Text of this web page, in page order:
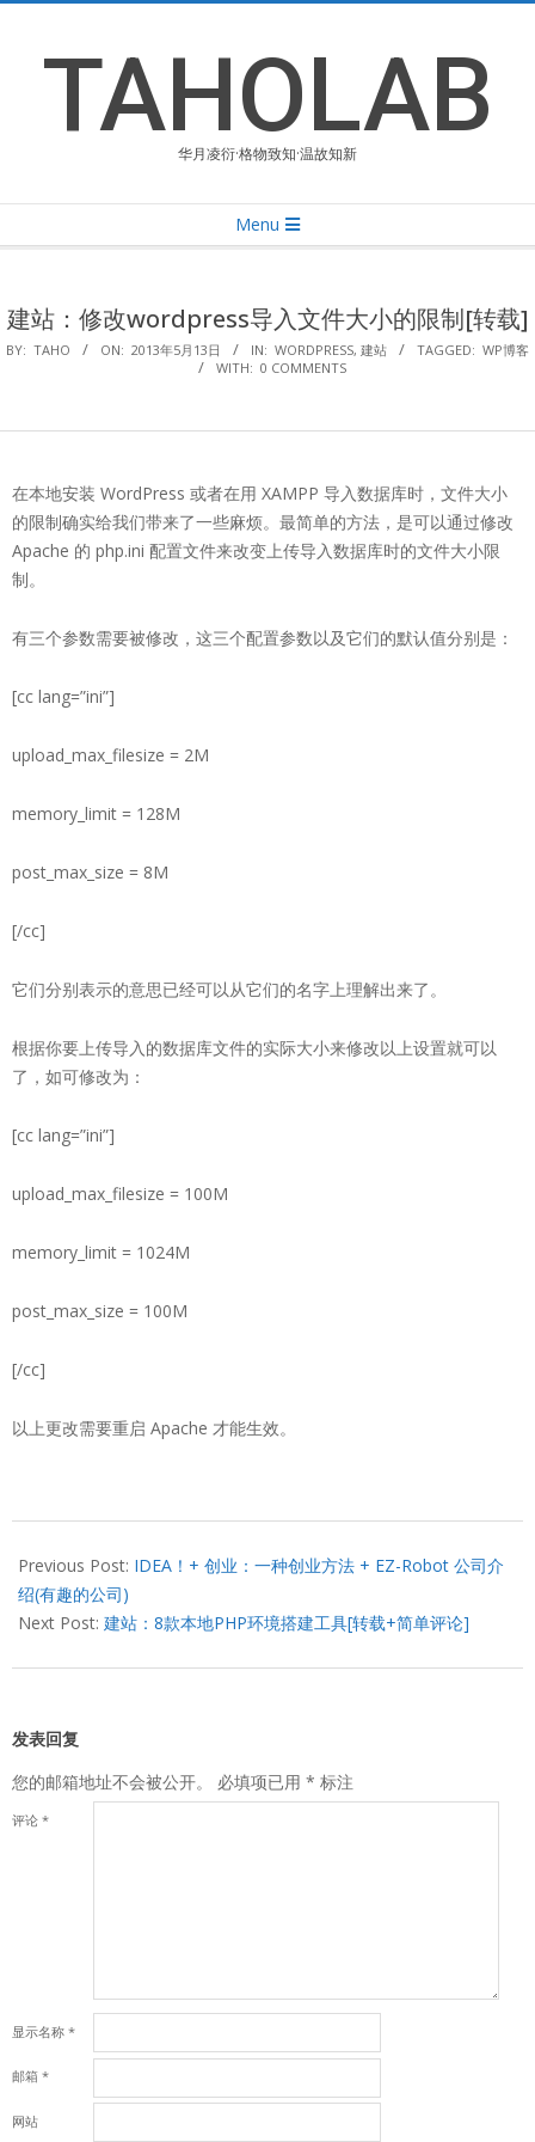
contentTAHOLAB
华月凌衍·格物致知·温故知新
Navigation
Menu
建站：修改wordpress导入文件大小的限制[转载]
BY: TAHO ON: 2013年5月13日 IN: WORDPRESS, 建站 TAGGED: WP博客
WITH: 0 COMMENTS
在本地安装 WordPress 或者在用 XAMPP 导入数据库时，文件大小
的限制确实给我们带来了一些麻烦。最简单的方法，是可以通过修改
Apache 的 php.ini 配置文件来改变上传导入数据库时的文件大小限
制。
有三个参数需要被修改，这三个配置参数以及它们的默认值分别是：
[cc lang=”ini”]
upload_max_filesize = 2M
memory_limit = 128M
post_max_size = 8M
[/cc]
它们分别表示的意思已经可以从它们的名字上理解出来了。
根据你要上传导入的数据库文件的实际大小来修改以上设置就可以
了，如可修改为：
[cc lang=”ini”]
upload_max_filesize = 100M
memory_limit = 1024M
post_max_size = 100M
[/cc]
以上更改需要重启 Apache 才能生效。
05-
13
Previous Post: IDEA！+ 创业：一种创业方法 + EZ-Robot 公司介
绍(有趣的公司)
Next Post: 建站：8款本地PHP环境搭建工具[转载+简单评论]
发表回复
您的邮箱地址不会被公开。
必填项已用 * 标注
评论 *
显示名称 *
邮箱 *
网站